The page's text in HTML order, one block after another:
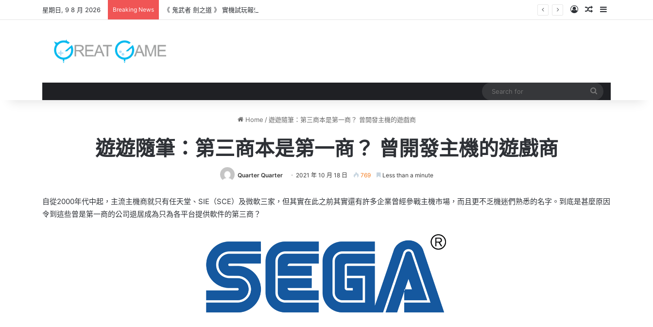
星期日, 9 8 月 2026 Breaking News 《 鬼武者 劍之道 》 實機試玩報告 源義經將是事件的起源！？ Log InRandom Article
Sidebar
Home / 遊遊隨筆：第三商本是第一商？ 曾開發主機的遊戲商
遊遊隨筆：第三商本是第一商？ 曾開發主機的遊戲商
Quarter Quarter 2021 年 10 月 18 日 769 Less than a minute
自從2000年代中起，主流主機商就只有任天堂、SIE（SCE）及微軟三家，但其實在此之前其實還有許多企業曾經參戰主機市場，而且更不乏機迷們熟悉的名字。到底是甚麼原因
令到這些曾是第一商的公司退居成為只為各平台提供軟件的第三商？